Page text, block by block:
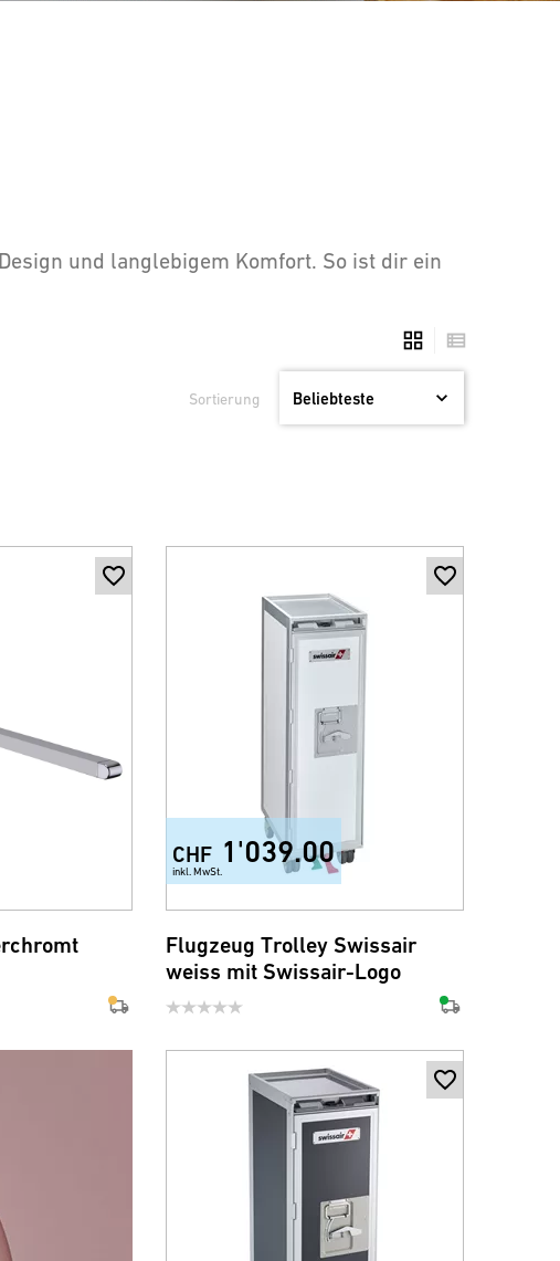
und langlebigem Komfort. So ist dir ein
Sortierung
CHF 1'039.00
inkl. MwSt.
Flugzeug Trolley Swissair
weiss mit Swissair-Logo